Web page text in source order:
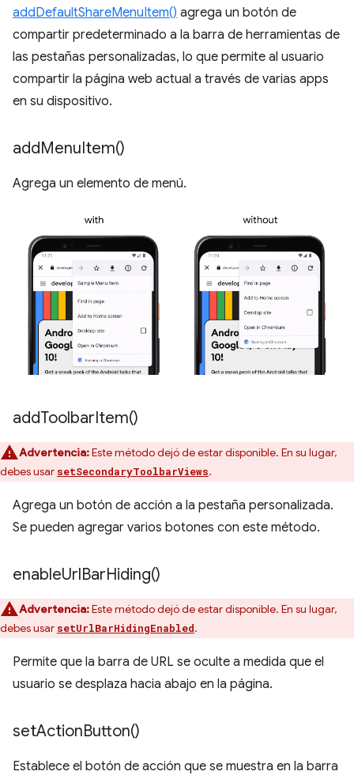
addDefaultShareMenuItem() agrega un botón de
compartir predeterminado a la barra de herramientas de
las pestañas personalizadas, lo que permite al usuario
compartir la página web actual a través de varias apps
en su dispositivo.
addMenuItem()
Agrega un elemento de menú.
addToolbarItem()
Advertencia:Este método dejó de estar disponible. En su lugar,
debes usar setSecondaryToolbarViews.
Agrega un botón de acción a la pestaña personalizada.
Se pueden agregar varios botones con este método.
enableUrlBarHiding()
Advertencia:Este método dejó de estar disponible. En su lugar,
debes usar setUrlBarHidingEnabled.
Permite que la barra de URL se oculte a medida que el
usuario se desplaza hacia abajo en la página.
setActionButton()
Establece el botón de acción que se muestra en la barra